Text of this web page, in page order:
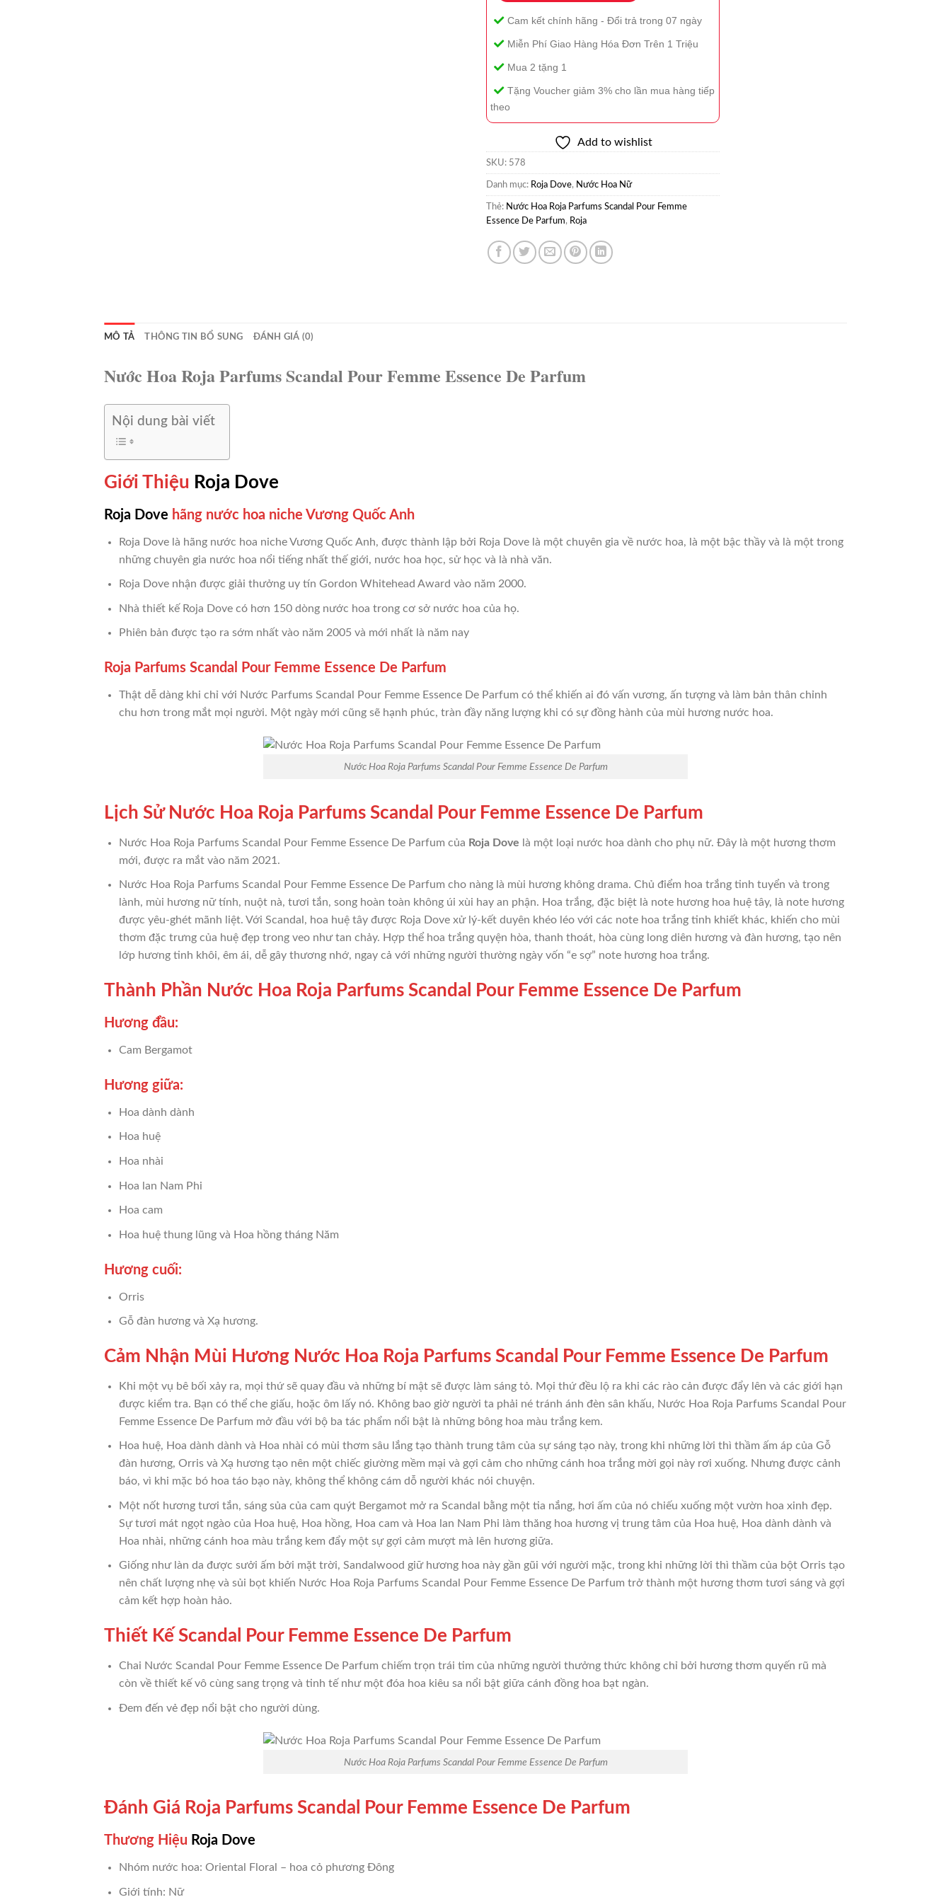
Cam kết chính hãng - Đổi trả trong 07 ngày
Miễn Phí Giao Hàng Hóa Đơn Trên 1 Triệu
Mua 2 tặng 1
Tặng Voucher giảm 3% cho lần mua hàng tiếp
theo
Add to wishlist
SKU: 578
Danh mục: Roja Dove, Nước Hoa Nữ
Thẻ: Nước Hoa Roja Parfums Scandal Pour Femme
Essence De Parfum, Roja
MÔ TẢ THÔNG TIN BỔ SUNG ĐÁNH GIÁ (0)
Nước Hoa Roja Parfums Scandal Pour Femme Essence De Parfum
Nội dung bài viết
Giới Thiệu Roja Dove
Roja Dove hãng nước hoa niche Vương Quốc Anh
Roja Dove là hãng nước hoa niche Vương Quốc Anh, được thành lập bởi Roja Dove là một chuyên gia về nước hoa, là một bậc thầy và là một trong
những chuyên gia nước hoa nổi tiếng nhất thế giới, nước hoa học, sử học và là nhà văn.
Roja Dove nhận được giải thưởng uy tín Gordon Whitehead Award vào năm 2000.
Nhà thiết kế Roja Dove có hơn 150 dòng nước hoa trong cơ sở nước hoa của họ.
Phiên bản được tạo ra sớm nhất vào năm 2005 và mới nhất là năm nay
Roja Parfums Scandal Pour Femme Essence De Parfum
Thật dễ dàng khi chỉ với Nước Parfums Scandal Pour Femme Essence De Parfum có thể khiến ai đó vấn vương, ấn tượng và làm bản thân chỉnh
chu hơn trong mắt mọi người. Một ngày mới cũng sẽ hạnh phúc, tràn đầy năng lượng khi có sự đồng hành của mùi hương nước hoa.
Nước Hoa Roja Parfums Scandal Pour Femme Essence De Parfum
Lịch Sử Nước Hoa Roja Parfums Scandal Pour Femme Essence De Parfum
Nước Hoa Roja Parfums Scandal Pour Femme Essence De Parfum của Roja Dove là một loại nước hoa dành cho phụ nữ. Đây là một hương thơm
mới, được ra mắt vào năm 2021.
Nước Hoa Roja Parfums Scandal Pour Femme Essence De Parfum cho nàng là mùi hương không drama. Chủ điểm hoa trắng tinh tuyển và trong
lành, mùi hương nữ tính, nuột nà, tươi tắn, song hoàn toàn không úi xùi hay an phận. Hoa trắng, đặc biệt là note hương hoa huệ tây, là note hương
được yêu-ghét mãnh liệt. Với Scandal, hoa huệ tây được Roja Dove xử lý-kết duyên khéo léo với các note hoa trắng tinh khiết khác, khiến cho mùi
thơm đặc trưng của huệ đẹp trong veo như tan chảy. Hợp thể hoa trắng quyện hòa, thanh thoát, hòa cùng long diên hương và đàn hương, tạo nên
lớp hương tinh khôi, êm ái, dễ gây thương nhớ, ngay cả với những người thường ngày vốn “e sợ” note hương hoa trắng.
Thành Phần Nước Hoa Roja Parfums Scandal Pour Femme Essence De Parfum
Hương đầu:
Cam Bergamot
Hương giữa:
Hoa dành dành
Hoa huệ
Hoa nhài
Hoa lan Nam Phi
Hoa cam
Hoa huệ thung lũng và Hoa hồng tháng Năm
Hương cuối:
Orris
Gỗ đàn hương và Xạ hương.
Cảm Nhận Mùi Hương Nước Hoa Roja Parfums Scandal Pour Femme Essence De Parfum
Khi một vụ bê bối xảy ra, mọi thứ sẽ quay đầu và những bí mật sẽ được làm sáng tỏ. Mọi thứ đều lộ ra khi các rào cản được đẩy lên và các giới hạn
được kiểm tra. Bạn có thể che giấu, hoặc ôm lấy nó. Không bao giờ người ta phải né tránh ánh đèn sân khấu, Nước Hoa Roja Parfums Scandal Pour
Femme Essence De Parfum mở đầu với bộ ba tác phẩm nổi bật là những bông hoa màu trắng kem.
Hoa huệ, Hoa dành dành và Hoa nhài có mùi thơm sâu lắng tạo thành trung tâm của sự sáng tạo này, trong khi những lời thì thầm ấm áp của Gỗ
đàn hương, Orris và Xạ hương tạo nên một chiếc giường mềm mại và gợi cảm cho những cánh hoa trắng mời gọi này rơi xuống. Nhưng được cảnh
báo, vì khi mặc bó hoa táo bạo này, không thể không cám dỗ người khác nói chuyện.
Một nốt hương tươi tắn, sáng sủa của cam quýt Bergamot mở ra Scandal bằng một tia nắng, hơi ấm của nó chiếu xuống một vườn hoa xinh đẹp.
Sự tươi mát ngọt ngào của Hoa huệ, Hoa hồng, Hoa cam và Hoa lan Nam Phi làm thăng hoa hương vị trung tâm của Hoa huệ, Hoa dành dành và
Hoa nhài, những cánh hoa màu trắng kem đẩy một sự gợi cảm mượt mà lên hương giữa.
Giống như làn da được sưởi ấm bởi mặt trời, Sandalwood giữ hương hoa này gần gũi với người mặc, trong khi những lời thì thầm của bột Orris tạo
nên chất lượng nhẹ và sủi bọt khiến Nước Hoa Roja Parfums Scandal Pour Femme Essence De Parfum trở thành một hương thơm tươi sáng và gợi
cảm kết hợp hoàn hảo.
Thiết Kế Scandal Pour Femme Essence De Parfum
Chai Nước Scandal Pour Femme Essence De Parfum chiếm trọn trái tim của những người thưởng thức không chỉ bởi hương thơm quyến rũ mà
còn về thiết kế vô cùng sang trọng và tinh tế như một đóa hoa kiêu sa nổi bật giữa cánh đồng hoa bạt ngàn.
Đem đến vẻ đẹp nổi bật cho người dùng.
Nước Hoa Roja Parfums Scandal Pour Femme Essence De Parfum
Đánh Giá Roja Parfums Scandal Pour Femme Essence De Parfum
Thương Hiệu Roja Dove
Nhóm nước hoa: Oriental Floral – hoa cỏ phương Đông
Giới tính: Nữ